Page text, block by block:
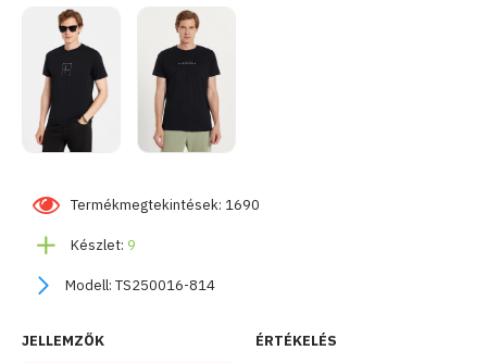
Készlet: 9
Modell: TS250016-814
Termékmegtekintések: 1690
JELLEMZŐK ÉRTÉKELÉS